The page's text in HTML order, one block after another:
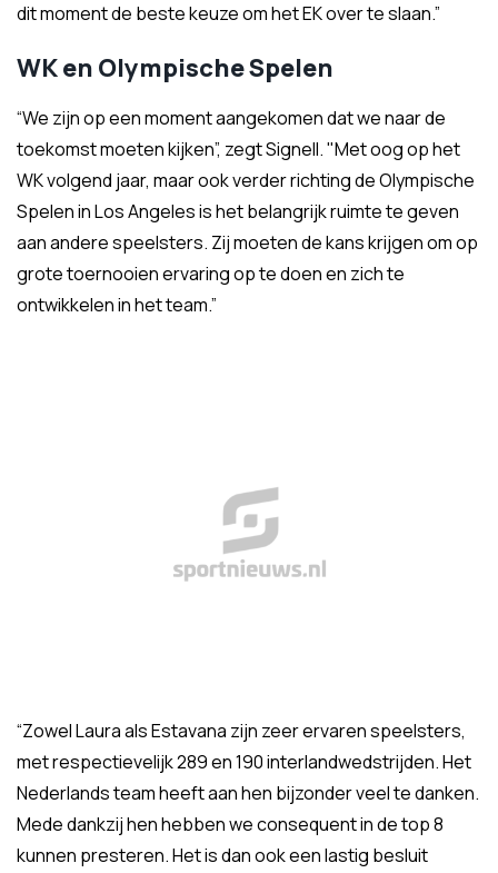
dit moment de beste keuze om het EK over te slaan.”
WK en Olympische Spelen
“We zijn op een moment aangekomen dat we naar de
toekomst moeten kijken”, zegt Signell. "Met oog op het
WK volgend jaar, maar ook verder richting de Olympische
Spelen in Los Angeles is het belangrijk ruimte te geven
aan andere speelsters. Zij moeten de kans krijgen om op
grote toernooien ervaring op te doen en zich te
ontwikkelen in het team.”
“Zowel Laura als Estavana zijn zeer ervaren speelsters,
met respectievelijk 289 en 190 interlandwedstrijden. Het
Nederlands team heeft aan hen bijzonder veel te danken.
Mede dankzij hen hebben we consequent in de top 8
kunnen presteren. Het is dan ook een lastig besluit